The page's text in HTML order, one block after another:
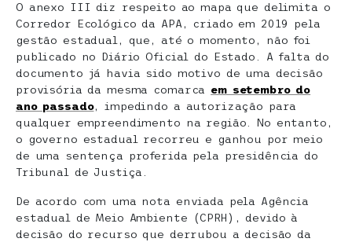
O anexo III diz respeito ao mapa que delimita o
Corredor Ecológico da APA, criado em 2019 pela
gestão estadual, que, até o momento, não foi
publicado no Diário Oficial do Estado. A falta do
documento já havia sido motivo de uma decisão
provisória da mesma comarca em setembro do
ano passado, impedindo a autorização para
qualquer empreendimento na região. No entanto,
o governo estadual recorreu e ganhou por meio
de uma sentença proferida pela presidência do
Tribunal de Justiça.
De acordo com uma nota enviada pela Agência
estadual de Meio Ambiente (CPRH), devido à
decisão do recurso que derrubou a decisão da